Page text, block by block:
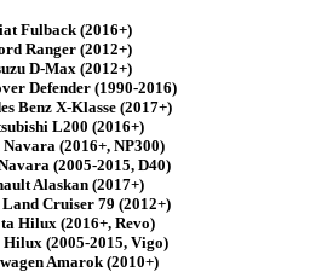
Fulback (2016+)
Ranger (2012+)
D-Max (2012+)
Defender (1990-2016)
Benz X-Klasse (2017+)
L200 (2016+)
Navara (2016+, NP300)
(2005-2015, D40)
Alaskan (2017+)
Cruiser 79 (2012+)
Hilux (2016+, Revo)
Hilux (2005-2015, Vigo)
Amarok (2010+)